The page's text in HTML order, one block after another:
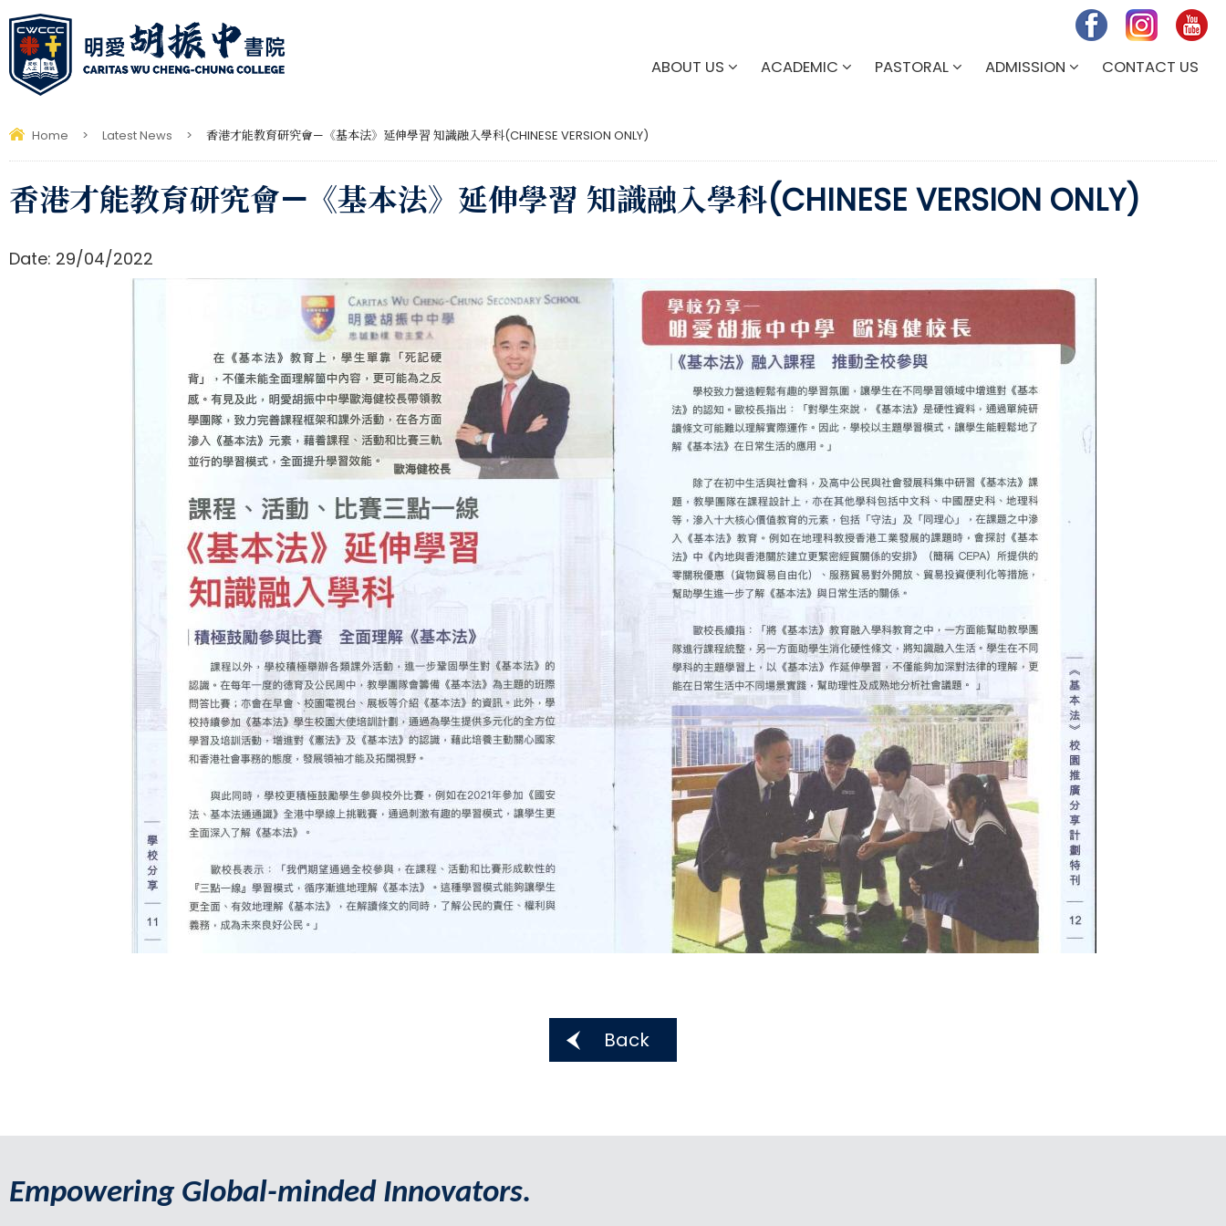
ABOUT US ACADEMIC PASTORAL ADMISSION CONTACT US
Home > Latest News > 香港才能教育研究會—《基本法》延伸學習 知識融入學科(CHINESE VERSION ONLY)
香港才能教育研究會—《基本法》延伸學習 知識融入學科(CHINESE VERSION ONLY)
Date: 29/04/2022
Back
Empowering Global-minded Innovators.